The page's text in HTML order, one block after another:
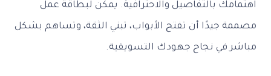
بالتفاصيل والاحترافية. يمكن لبطاقة عمل
جيدًا أن تفتح الأبواب، تبني الثقة، وتساهم بشكل
في نجاح جهودك التسويقية.